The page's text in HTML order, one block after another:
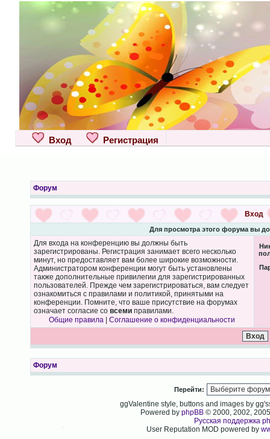
Вход Регистрация
Форум
Вход
Для просмотра этого форума вы
Для входа на конференцию вы должны быть
зарегистрированы. Регистрация занимает всего несколько
минут, но предоставляет вам более широкие возможности.
Администратором конференции могут быть установлены
также дополнительные привилегии для зарегистрированных
пользователей. Прежде чем зарегистрироваться, вам следует
ознакомиться с правилами и политикой, принятыми на
конференции. Помните, что ваше присутствие на форумах
означает согласие со всемиправилами.
Общие правила
Соглашение о конфиденциальности
Форум
Перейти:
ggValentine style, buttons and images by
Powered byphpBB © 2000, 2002,
Русская поддержка
User Reputation MOD powered by